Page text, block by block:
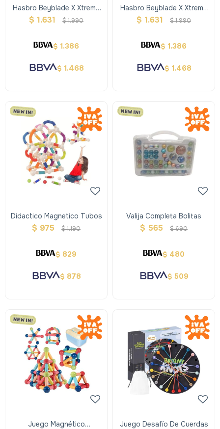
Hasbro Beyblade X Xtreme
Trompo + Lanzador -
$ 1.631 $1.990
$ 1.386
$ 1.468
Hasbro Beyblade X Xtreme
Trompo + Lanzador - Rojo
$ 1.631 $1.990
$ 1.386
$ 1.468
Didactico Magnetico Tubos
$ 975 $1.190
$ 829
$ 878
Valija Completa Bolitas
$ 565 $690
$ 480
$ 509
Juego Magnético
Juego Desafío De Cuerdas